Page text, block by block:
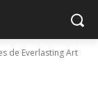
de Everlasting Art